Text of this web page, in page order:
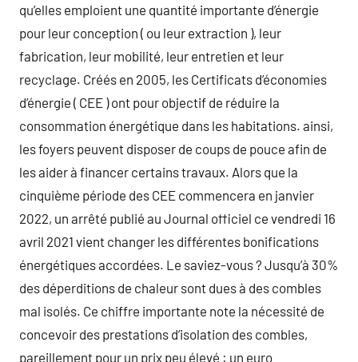
qu’elles emploient une quantité importante d’énergie
pour leur conception ( ou leur extraction ), leur
fabrication, leur mobilité, leur entretien et leur
recyclage. Créés en 2005, les Certificats d’économies
d’énergie ( CEE ) ont pour objectif de réduire la
consommation énergétique dans les habitations. ainsi,
les foyers peuvent disposer de coups de pouce afin de
les aider à financer certains travaux. Alors que la
cinquième période des CEE commencera en janvier
2022, un arrêté publié au Journal officiel ce vendredi 16
avril 2021 vient changer les différentes bonifications
énergétiques accordées. Le saviez-vous ? Jusqu’à 30%
des déperditions de chaleur sont dues à des combles
mal isolés. Ce chiffre importante note la nécessité de
concevoir des prestations d’isolation des combles,
pareillement pour un prix peu élevé : un euro